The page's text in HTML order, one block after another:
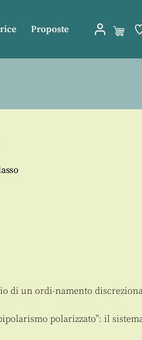
Proposte
di un ordi-namento
polarizzato”: il